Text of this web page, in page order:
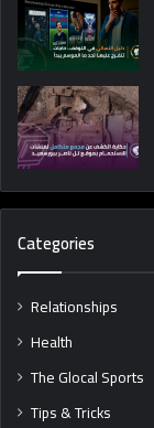
Categories
Relationships
Health
The Glocal Sports
Tips & Tricks